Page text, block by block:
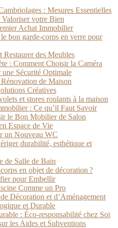
: Mesures Essentielles
votre Bien
Achat Immobilier
bon garde-corps en verre pour
des Meubles
: Comment Choisir la Caméra
Sécurité Optimale
de Maison
Créatives
et stores roulants à la maison
: Ce qu’il Faut Savoir
le Bon Mobilier de Salon
Espace de Vie
un Nouveau WC
durabilité, esthétique et
de Salle de Bain
en objet de décoration ?
pour Embellir
Comme un Pro
Décoration et d’Aménagement
et Durable
: Éco-responsabilité chez Soi
les Aides et Subventions